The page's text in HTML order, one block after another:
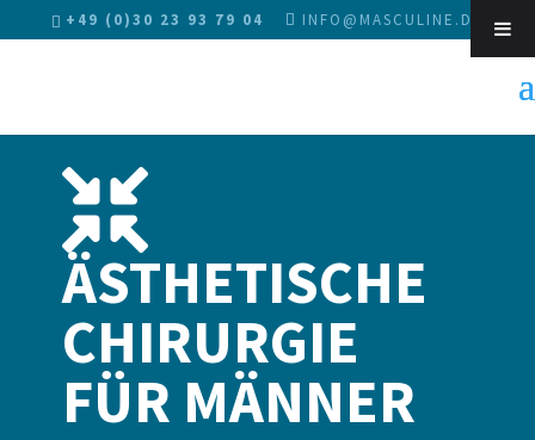
+49 (0)30 23 93 79 04 INFO@MASCULINE.DE
ÄSTHETISCHE
CHIRURGIE
FÜR MÄNNER